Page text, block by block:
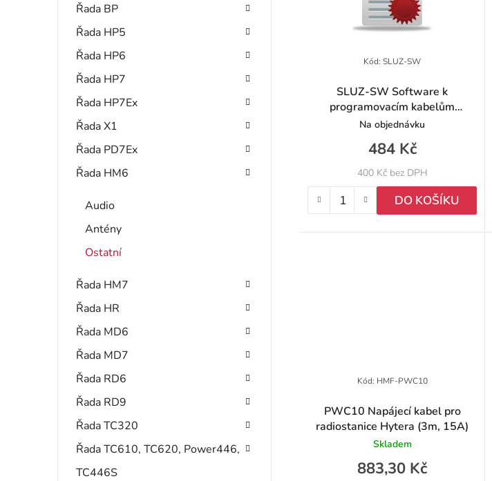
Řada BP
Řada HP5
Řada HP6
Řada HP7
Řada HP7Ex
Řada X1
Řada PD7Ex
Řada HM6
Audio
Antény
Ostatní
Řada HM7
Řada HR
Řada MD6
Řada MD7
Řada RD6
Řada RD9
Řada TC320
Řada TC610, TC620, Power446,
TC446S
t
SLUZ-SW Software k
programovacím kabelům
radiostanic Hytera
Na objednávku
400 Kč bez DPH
484 Kč
DO KOŠÍKU
Kód:SLUZ-SW
PWC10 Napájecí kabel pro
radiostanice Hytera (3m, 15A)
Skladem
883,30 Kč
Kód: HMF-PWC10